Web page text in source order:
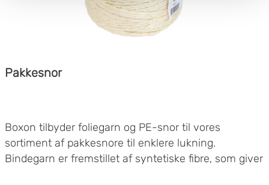
Boxon bruger cookies til at optimere hjemmesidens
funktionalitet og optimere din brugeroplevelse. Ved at
samtykke til at bruge cookies, du kan også administrere
Pakkesnor
Boxon tilbyder foliegarn og PE-snor til vores
sortiment af pakkesnore til enklere lukning.
Bindegarn er fremstillet af syntetiske fibre, som giver